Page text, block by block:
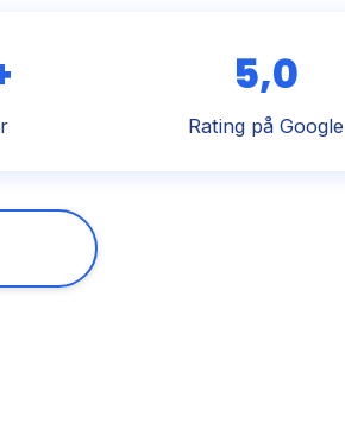
5,0
Rating på Google